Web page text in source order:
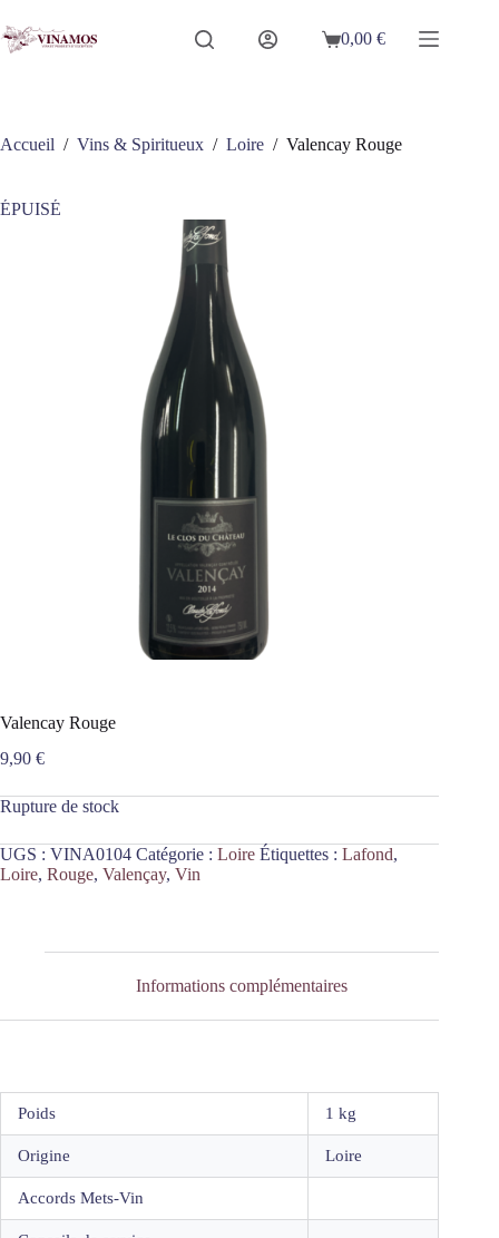
au
contenu
Panier
0,00€
Accueil / Vins & Spiritueux / Loire / Valencay Rouge
ÉPUISÉ
Valencay Rouge
9,90 €
Rupture de stock
UGS : VINA0104 Catégorie : Loire Étiquettes : Lafond,
Loire, Rouge, Valençay, Vin
Informations complémentaires
Poids 1 kg
Origine Loire
Accords Mets-Vin